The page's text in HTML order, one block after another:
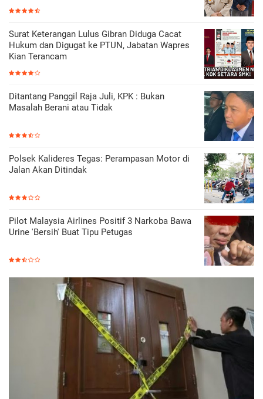
Surat Keterangan Lulus Gibran Diduga Cacat
Hukum dan Digugat ke PTUN, Jabatan Wapres
Kian Terancam
Ditantang Panggil Raja Juli, KPK : Bukan
Masalah Berani atau Tidak
Polsek Kalideres Tegas: Perampasan Motor di
Jalan Akan Ditindak
Pilot Malaysia Airlines Positif 3 Narkoba Bawa
Urine 'Bersih' Buat Tipu Petugas